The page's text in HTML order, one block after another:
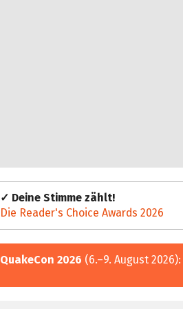
✓ Deine Stimme zählt!
Die Reader's Choice Awards 2026
QuakeCon 2026 (6.–9. August 2026):